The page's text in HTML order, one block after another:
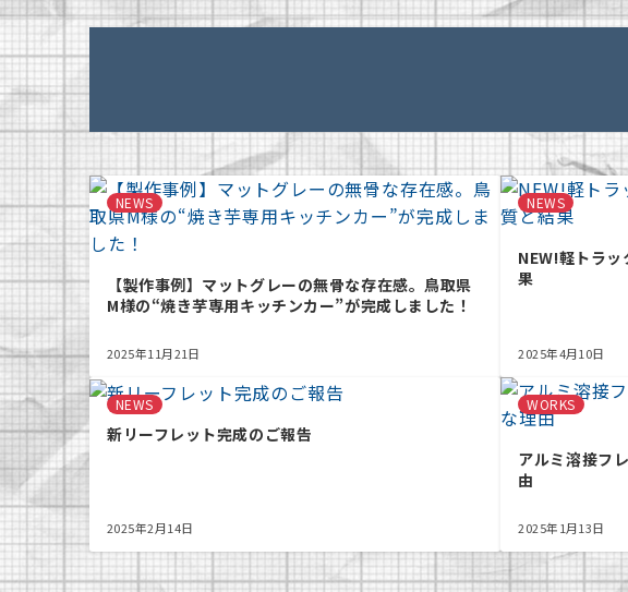
NEWS
【製作事例】マットグレーの無骨な存在感。鳥取県
M様の“焼き芋専用キッチンカー”が完成しました！
2025年11月21日
NEWS
NEW!軽トラ
果
2025年4月10日
NEWS
新リーフレット完成のご報告
2025年2月14日
WORKS
アルミ溶接フ
由
2025年1月13日